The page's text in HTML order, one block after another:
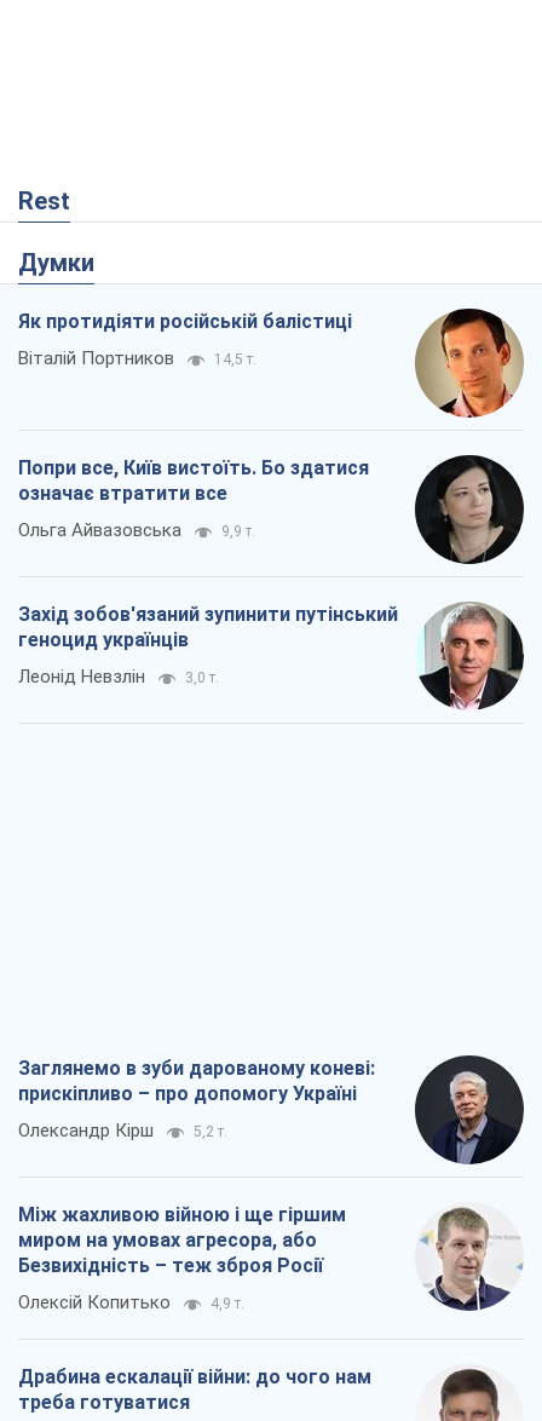
Rest
Думки
Як протидіяти російській балістиці
Віталій Портников 14,5 т.
Попри все, Київ вистоїть. Бо здатися
означає втратити все
Ольга Айвазовська 9,9 т.
Захід зобов'язаний зупинити путінський
геноцид українців
Леонід Невзлін 3,0 т.
Заглянемо в зуби дарованому коневі:
прискіпливо – про допомогу Україні
Олександр Кірш 5,2 т.
Між жахливою війною і ще гіршим
миром на умовах агресора, або
Безвихідність – теж зброя Росії
Олексій Копитько 4,9 т.
Драбина ескалації війни: до чого нам
треба готуватися